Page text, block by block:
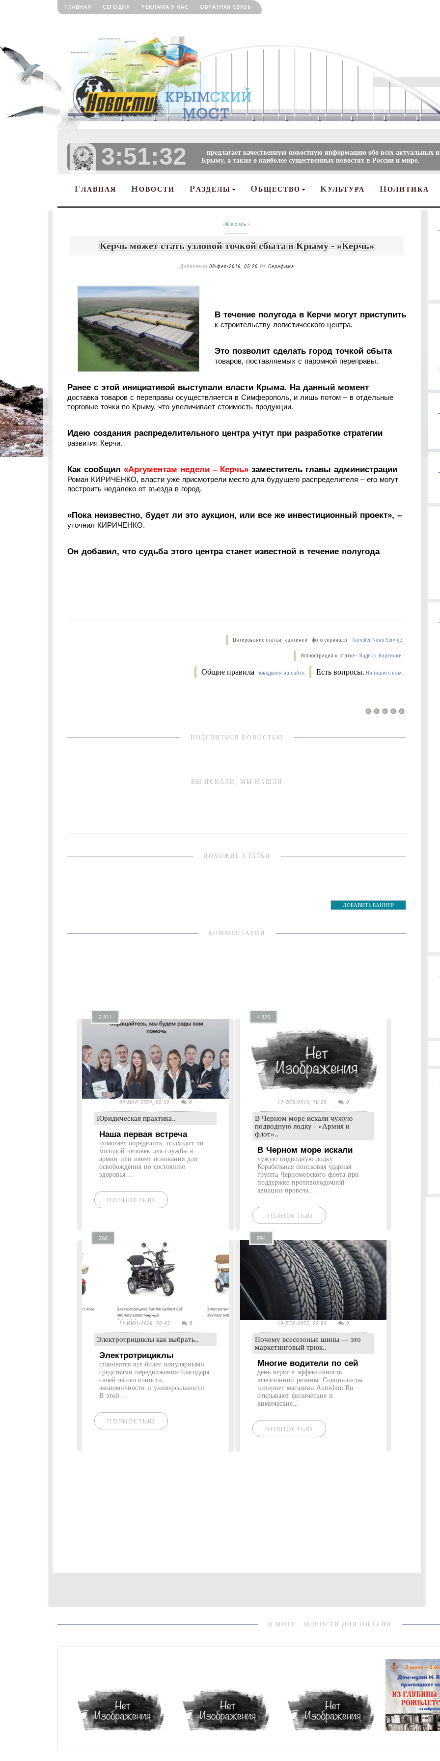
ГЛАВНАЯ СЕГОДНЯ РЕКЛАМА У НАС ОБРАТНАЯ СВЯЗЬ
3:51:33
– предлагает качественную новостную информацию обо всех актуальных
Крыму, а также о наиболее существенных новостях в России и мире.
ГЛАВНАЯ НОВОСТИ Р АЗДЕЛЫ О БЩЕСТВО КУЛЬТУРА ПОЛИТИКА
« Керчь »
Керчь может стать узловой точкой сбыта в Крыму - «Керчь»
Добавлено 08-фев-2016, 05:20 От Серафима
В течение полугода в Керчи могут приступить
к строительству логистического центра.
Это позволит сделать город точкой сбыта
товаров, поставляемых с паромной переправы.
Ранее с этой инициативой выступали власти Крыма. На данный момент
доставка товаров с переправы осуществляется в Симферополь, и лишь потом – в отдельные
торговые точки по Крыму, что увеличивает стоимость продукции.
Идею создания распределительного центра учтут при разработке стратегии
развития Керчи.
Как сообщил «Аргументам недели – Керчь» заместитель главы администрации
Роман КИРИЧЕНКО, власти уже присмотрели место для будущего распределителя – его могут
построить недалеко от въезда в город.
«Пока неизвестно, будет ли это аукцион, или все же инвестиционный проект», –
уточнил КИРИЧЕНКО.
Он добавил, что судьба этого центра станет известной в течение полугода
Цитирование статьи, картинки - фото скриншот - Rambler News Service.
Иллюстрация к статье - Яндекс. Картинки.
Есть вопросы. Напишите нам.
Общие правила поведения на сайте.
ПОДЕЛИТЬСЯ НОВОСТЬЮ
ВЫ ИСКАЛИ, МЫ НАШЛИ
ПОХОЖИЕ СТАТЬИ
ДОБАВИТЬ БАННЕР
КОММЕНТАРИИ
2 811
04-МАР-2024, 00:59 0
Юридическая практика..
Наша первая встреча
помогает определить, подходит ли
молодой человек для службы в
армии или имеет основания для
освобождения по состоянию
здоровья....
ПОЛНОСТЬЮ
4 325
17-ФЕВ-2016, 16:20 0
В Черном море искали чужую
подводную лодку - «Армия и
флот»..
В Черном море искали
чужую подводную лодку
Корабельная поисковая ударная
группа Черноморского флота при
поддержке противолодочной
авиации провела...
ПОЛНОСТЬЮ
266
11-ИЮН-2026, 20:43 0
Электротрициклы как выбрать..
Электротрициклы
становятся все более популярными
средствами передвижения благодаря
своей экологичности,
экономичности и универсальности.
В этой...
ПОЛНОСТЬЮ
894
10-ДЕК-2025, 22:04 0
Почему всесезоные шины — это
маркетинговый трюк..
Многие водители по сей
день верят в эффективность
всесезонной резины. Специалисты
интернет магазина Autoshini.Ru
открывают физические и
химические...
ПОЛНОСТЬЮ
В МИРЕ - НОВОСТИ ДНЯ ОНЛАЙН